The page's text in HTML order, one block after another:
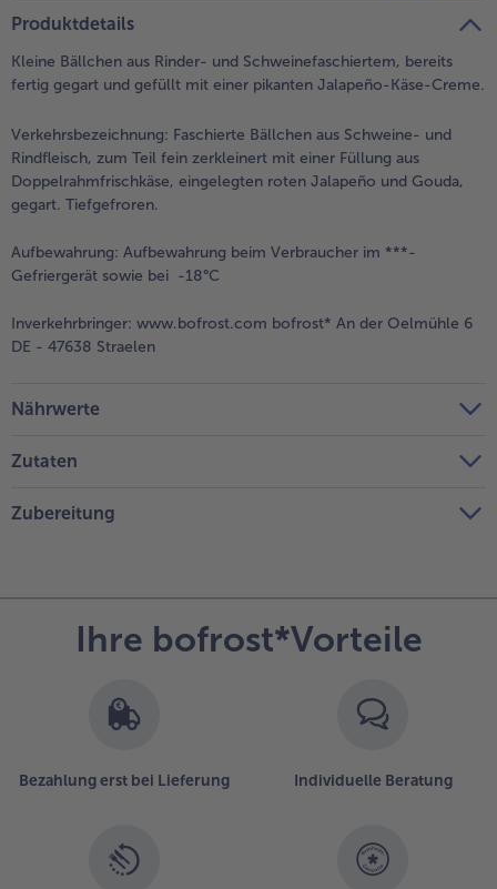
Produktdetails
Kleine Bällchen aus Rinder- und Schweinefaschiertem, bereits
fertig gegart und gefüllt mit einer pikanten Jalapeño-Käse-Creme.
Verkehrsbezeichnung: Faschierte Bällchen aus Schweine- und
Rindfleisch, zum Teil fein zerkleinert mit einer Füllung aus
Doppelrahmfrischkäse, eingelegten roten Jalapeño und Gouda,
gegart. Tiefgefroren.
Aufbewahrung: Aufbewahrung beim Verbraucher im ***-
Gefriergerät sowie bei -18°C
Inverkehrbringer: www.bofrost.com bofrost* An der Oelmühle 6
DE - 47638 Straelen
Nährwerte
Zutaten
Zubereitung
Ihre bofrost*Vorteile
Bezahlung erst bei Lieferung Individuelle Beratung